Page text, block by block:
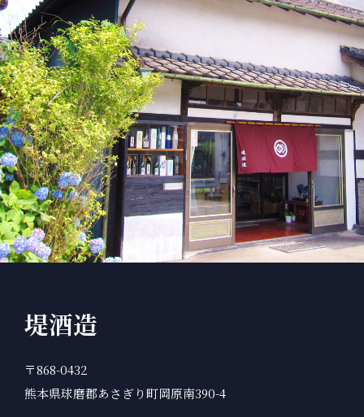
堤酒造
〒868-0432
熊本県球磨郡あさぎり町岡原南390-4